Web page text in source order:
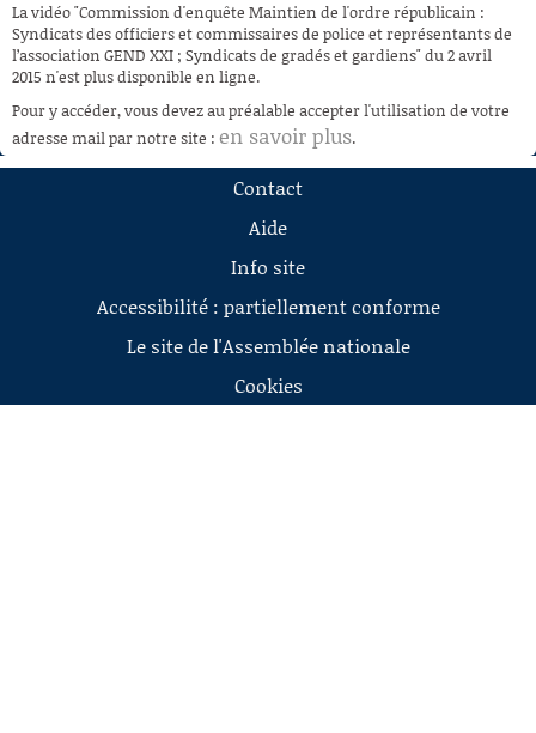
À LA DEMANDE
RECHERCHE
AIDE À LA DÉCOUPE
DE VIDÉOS
La vidéo "Commission d'enquête Maintien de l'ordre républicain :
Syndicats des officiers et commissaires de police et représentants de
l’association GEND XXI ; Syndicats de gradés et gardiens" du 2 avril
2015 n'est plus disponible en ligne.
Pour y accéder, vous devez au préalable accepter l'utilisation de votre
adresse mail par notre site : en savoir plus.
Contact
Aide
Info site
Accessibilité : partiellement conforme
Le site de l'Assemblée nationale
Cookies